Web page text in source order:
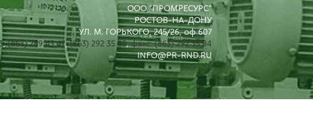
ООО "ПРОМРЕСУРС"
РОСТОВ-НА-ДОНУ
УЛ. М. ГОРЬКОГО, 245/26, оф 607
,(863) 299 43 47,(863) 292 35 85,факс: (863) 292 35 84
INFO@PR-RND.RU